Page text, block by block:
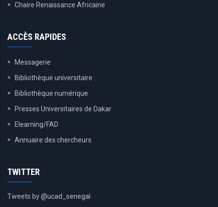
Chaire Renaissance Africaine
ACCÈS RAPIDES
Messagerie
Bibliothèque universitaire
Bibliothèque numérique
Presses Universitaires de Dakar
Elearning/FAD
Annuaire des chercheurs
TWITTER
Tweets by @ucad_senegal